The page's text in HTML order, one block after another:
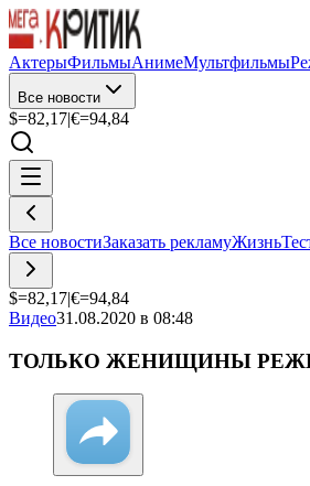
АктерыФильмыАнимеМультфильмы
Все новости
$=82,17|€=94,84
Все новостиЗаказать рекламуЖизнь
$=82,17|€=94,84
Видео31.08.2020 в 08:48
ТОЛЬКО ЖЕНИЩИНЫ